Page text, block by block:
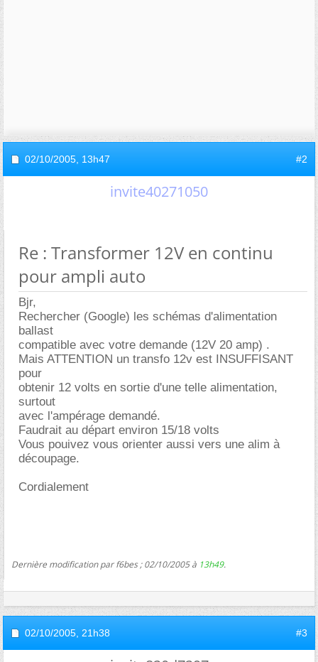
02/10/2005, 13h47 #2
invite40271050
Re : Transformer 12V en continu
pour ampli auto
Bjr,
Rechercher (Google) les schémas d'alimentation
ballast
compatible avec votre demande (12V 20 amp) .
Mais ATTENTION un transfo 12v est INSUFFISANT
pour
obtenir 12 volts en sortie d'une telle alimentation,
surtout
avec l'ampérage demandé.
Faudrait au départ environ 15/18 volts
Vous pouivez vous orienter aussi vers une alim à
découpage.
Cordialement
Dernière modification par f6bes ; 02/10/2005 à 13h49.
02/10/2005, 21h38 #3